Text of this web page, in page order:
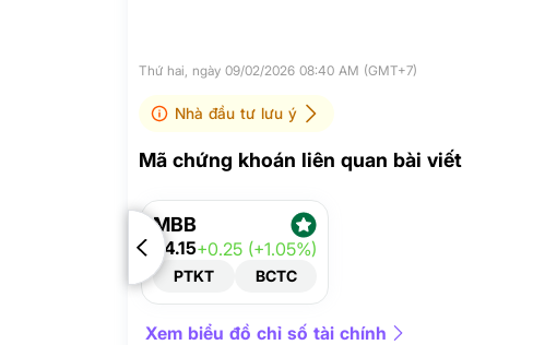
Thứ hai, ngày 09/02/2026 08:40 AM (GMT+7)
Nhà đầu tư lưu ý
Mã chứng khoán liên quan bài viết
MBB
24.15+0.25 (+1.05%)
PTKT BCTC
Xem biểu đồ chỉ số tài chính